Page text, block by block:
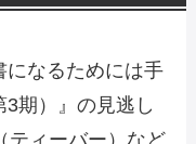
になるためには手
期）』の見逃し
（ティーバー）など